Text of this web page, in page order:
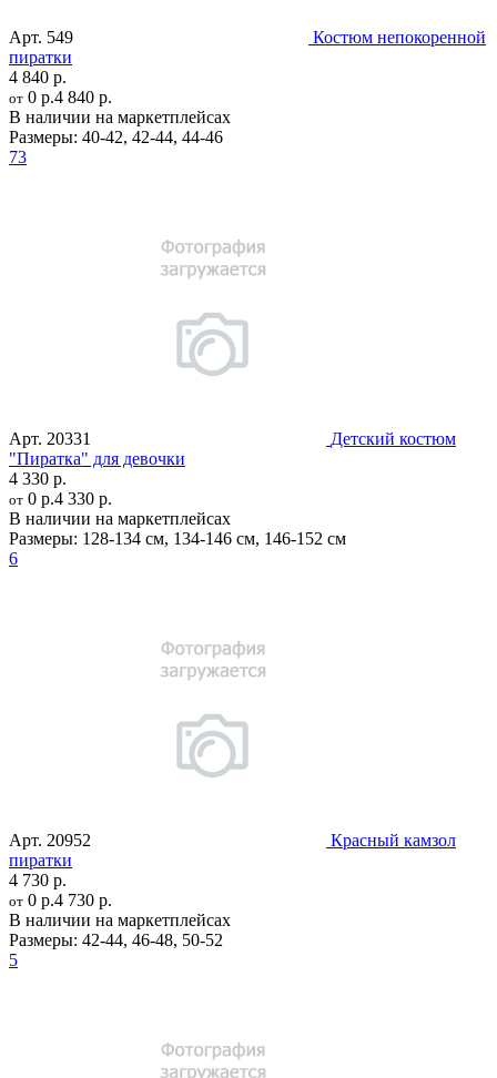
Арт. 549
Костюм непокоренной
пиратки
4 840 р.
от 0 р.4 840 р.
В наличии на маркетплейсах
Размеры: 40-42, 42-44, 44-46
73
Арт. 20331
Детский костюм
"Пиратка" для девочки
4 330 р.
от 0 р.4 330 р.
В наличии на маркетплейсах
Размеры: 128-134 см, 134-146 см, 146-152 см
6
Арт. 20952
Красный камзол
пиратки
4 730 р.
от 0 р.4 730 р.
В наличии на маркетплейсах
Размеры: 42-44, 46-48, 50-52
5